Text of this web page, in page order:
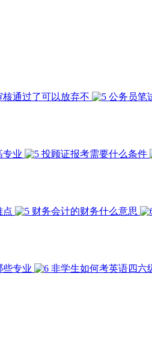
通过了可以放弃不 公务员笔
专业 投顾证报考需要什么条件
点 财务会计的财务什么意思
些专业 非学生如何考英语四六